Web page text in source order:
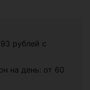
рублей с
на день: от 60